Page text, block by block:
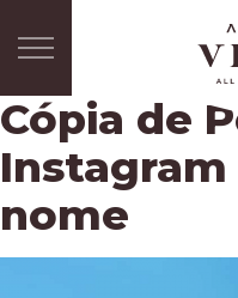
Cópia de
Instagram
nome